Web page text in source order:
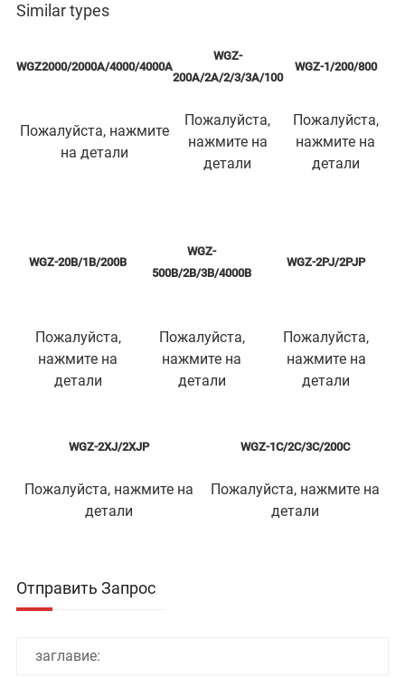
Similar types
WGZ2000/2000A/4000/4000A
WGZ-
200A/2A/2/3/3A/100
WGZ-1/200/800
Пожалуйста, нажмите
на детали
Пожалуйста,
нажмите на
детали
Пожалуйста,
нажмите на
детали
WGZ-20B/1B/200B
WGZ-
500B/2B/3B/4000B
WGZ-2PJ/2PJP
Пожалуйста,
нажмите на
детали
Пожалуйста,
нажмите на
детали
Пожалуйста,
нажмите на
детали
WGZ-2XJ/2XJP WGZ-1C/2C/3C/200C
Пожалуйста, нажмите на
детали
Пожалуйста, нажмите на
детали
Отправить Запрос